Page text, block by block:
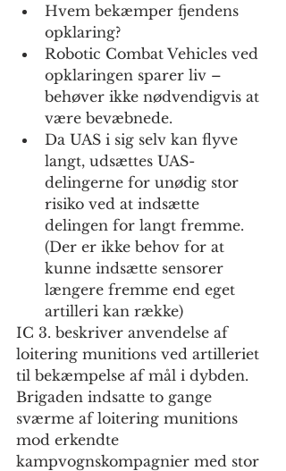
Hvem bekæmper fjendens
opklaring?
Robotic Combat Vehicles ved
opklaringen sparer liv –
behøver ikke nødvendigvis at
være bevæbnede.
Da UAS i sig selv kan flyve
langt, udsættes UAS-
delingerne for unødig stor
risiko ved at indsætte
delingen for langt fremme.
(Der er ikke behov for at
kunne indsætte sensorer
længere fremme end eget
artilleri kan række)
IC 3. beskriver anvendelse af
loitering munitions ved artilleriet
til bekæmpelse af mål i dybden.
Brigaden indsatte to gange
sværme af loitering munitions
mod erkendte
kampvognskompagnier med stor